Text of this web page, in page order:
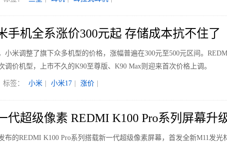
手机全系涨价300元起 存储成本抗不住了
小米调整了旗下众多机型的价格，涨幅普遍在300元至500元区间。
调价机型，上市不久的K90至尊版、K90 Max则迎来首次价格上调。
标签： 小米 小米17 涨价
代超级像素 REDMI K100 Pro系列屏幕升
布的REDMI K100 Pro系列搭载新一代超级像素屏幕，首发全新M11发光